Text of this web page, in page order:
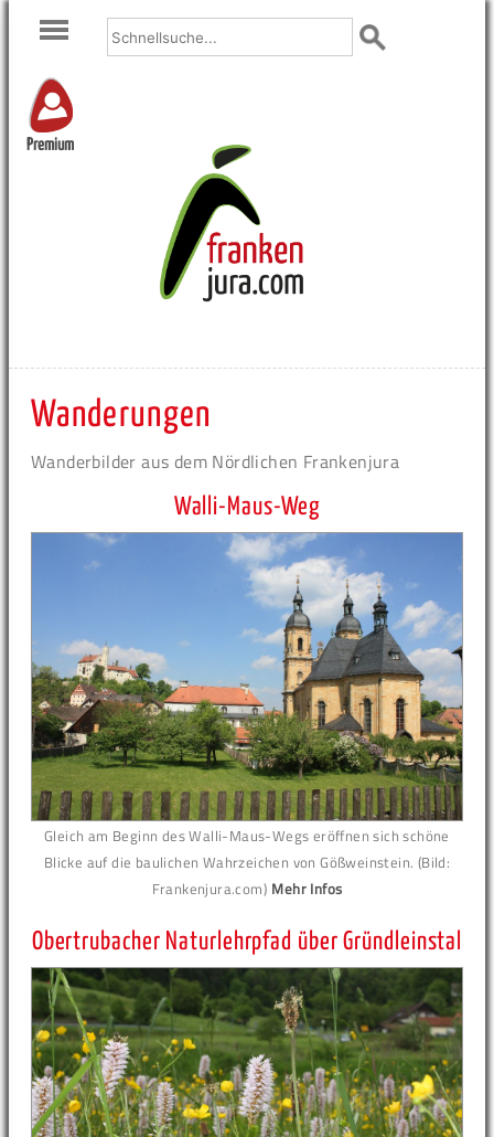
Premium
Wanderungen
Wanderbilder aus dem Nördlichen Frankenjura
Walli-Maus-Weg
Gleich am Beginn des Walli-Maus-Wegs eröffnen sich schöne
Blicke auf die baulichen Wahrzeichen von Gößweinstein. (Bild:
Frankenjura.com) Mehr Infos
Obertrubacher Naturlehrpfad über Gründleinstal